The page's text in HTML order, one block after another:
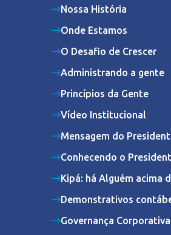
Nossa História
Onde Estamos
O Desafio de Crescer
Administrando a gente
Princípios da Gente
Vídeo Institucional
Mensagem do
Conhecendo o
Kipá: há Alguém acima
Demonstrativos
Governança Corporativa